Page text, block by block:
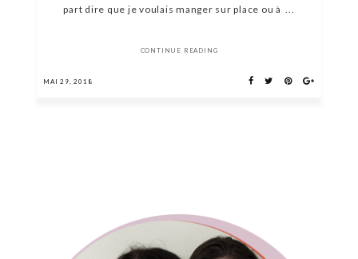
part dire que je voulais manger sur place ou à ...
CONTINUE READING
MAI 29, 2018